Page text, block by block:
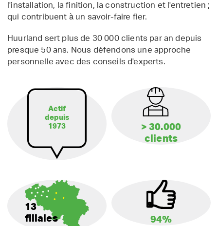
l'installation, la finition, la construction et l'entretien ;
qui contribuent à un savoir-faire fier.
Huurland sert plus de 30 000 clients par an depuis
presque 50 ans. Nous défendons une approche
personnelle avec des conseils d'experts.
Actif
depuis
1973
> 30.000
clients
13
filiales
94%